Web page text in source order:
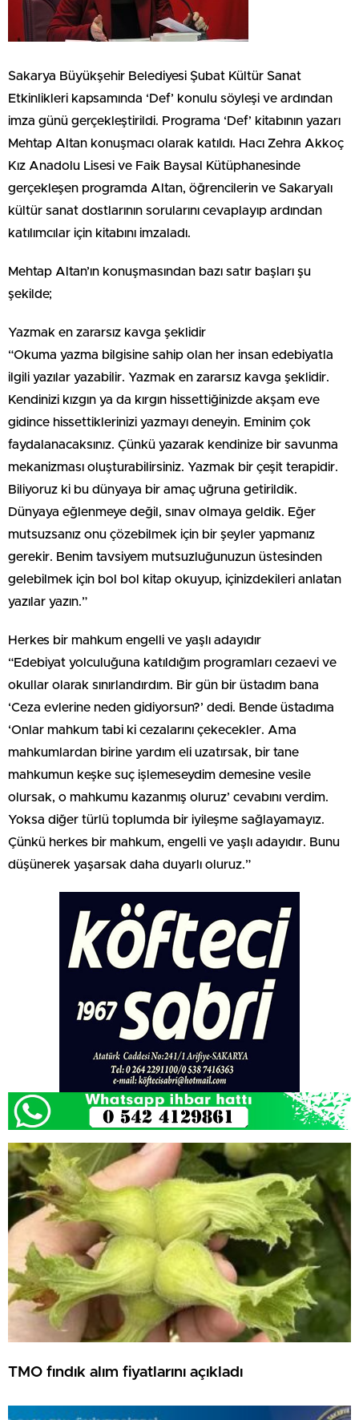
Sakarya Büyükşehir Belediyesi Şubat Kültür Sanat
Etkinlikleri kapsamında ‘Def’ konulu söyleşi ve ardından
imza günü gerçekleştirildi. Programa ‘Def’ kitabının yazarı
Mehtap Altan konuşmacı olarak katıldı. Hacı Zehra Akkoç
Kız Anadolu Lisesi ve Faik Baysal Kütüphanesinde
gerçekleşen programda Altan, öğrencilerin ve Sakaryalı
kültür sanat dostlarının sorularını cevaplayıp ardından
katılımcılar için kitabını imzaladı.
Mehtap Altan’ın konuşmasından bazı satır başları şu
şekilde;
Yazmak en zararsız kavga şeklidir
“Okuma yazma bilgisine sahip olan her insan edebiyatla
ilgili yazılar yazabilir. Yazmak en zararsız kavga şeklidir.
Kendinizi kızgın ya da kırgın hissettiğinizde akşam eve
gidince hissettiklerinizi yazmayı deneyin. Eminim çok
faydalanacaksınız. Çünkü yazarak kendinize bir savunma
mekanizması oluşturabilirsiniz. Yazmak bir çeşit terapidir.
Biliyoruz ki bu dünyaya bir amaç uğruna getirildik.
Dünyaya eğlenmeye değil, sınav olmaya geldik. Eğer
mutsuzsanız onu çözebilmek için bir şeyler yapmanız
gerekir. Benim tavsiyem mutsuzluğunuzun üstesinden
gelebilmek için bol bol kitap okuyup, içinizdekileri anlatan
yazılar yazın.”
Herkes bir mahkum engelli ve yaşlı adayıdır
“Edebiyat yolculuğuna katıldığım programları cezaevi ve
okullar olarak sınırlandırdım. Bir gün bir üstadım bana
‘Ceza evlerine neden gidiyorsun?’ dedi. Bende üstadıma
‘Onlar mahkum tabi ki cezalarını çekecekler. Ama
mahkumlardan birine yardım eli uzatırsak, bir tane
mahkumun keşke suç işlemeseydim demesine vesile
olursak, o mahkumu kazanmış oluruz’ cevabını verdim.
Yoksa diğer türlü toplumda bir iyileşme sağlayamayız.
Çünkü herkes bir mahkum, engelli ve yaşlı adayıdır. Bunu
düşünerek yaşarsak daha duyarlı oluruz.”
TMO fındık alım fiyatlarını açıkladı